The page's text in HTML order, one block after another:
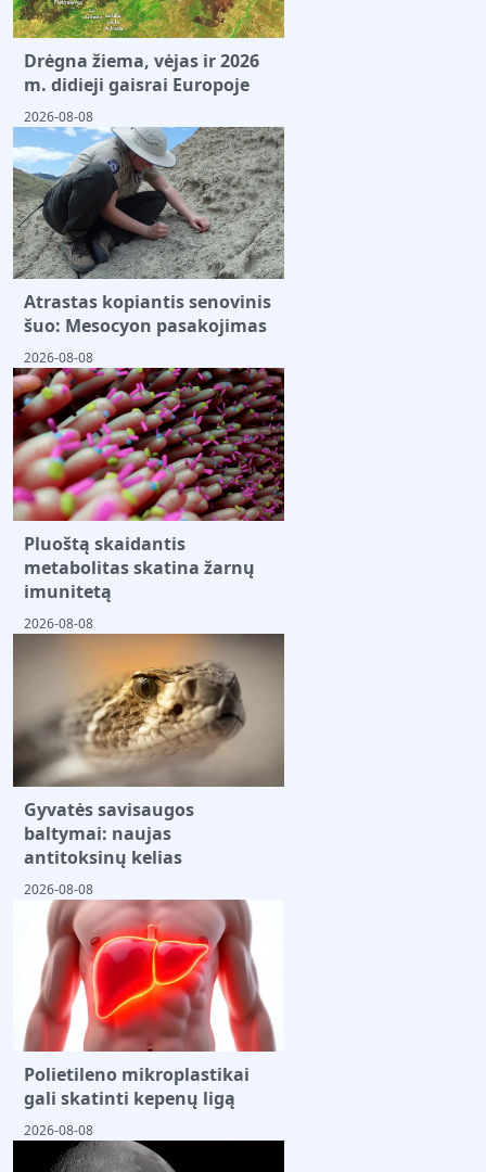
Drėgna žiema, vėjas ir 2026
m. didieji gaisrai Europoje
2026-08-08
Atrastas kopiantis senovinis
šuo: Mesocyon pasakojimas
2026-08-08
Pluoštą skaidantis
metabolitas skatina žarnų
imunitetą
2026-08-08
Gyvatės savisaugos
baltymai: naujas
antitoksinų kelias
2026-08-08
Polietileno mikroplastikai
gali skatinti kepenų ligą
2026-08-08